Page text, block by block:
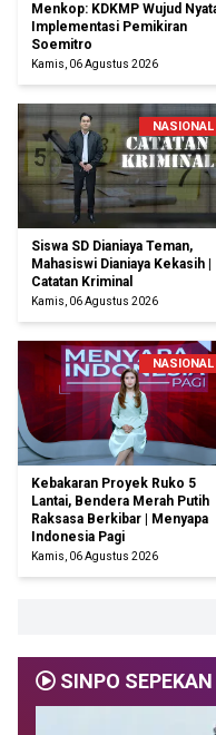
Menkop: KDKMP Wujud
Implementasi Pemikiran
Soemitro
Kamis, 06 Agustus 2026
NASIONAL
Siswa SD Dianiaya Teman,
Mahasiswi Dianiaya Kekasih |
Catatan Kriminal
Kamis, 06 Agustus 2026
NASIONAL
Kebakaran Proyek Ruko 5
Lantai, Bendera Merah Putih
Raksasa Berkibar | Menyapa
Indonesia Pagi
Kamis, 06 Agustus 2026
SINPO SEPEKAN